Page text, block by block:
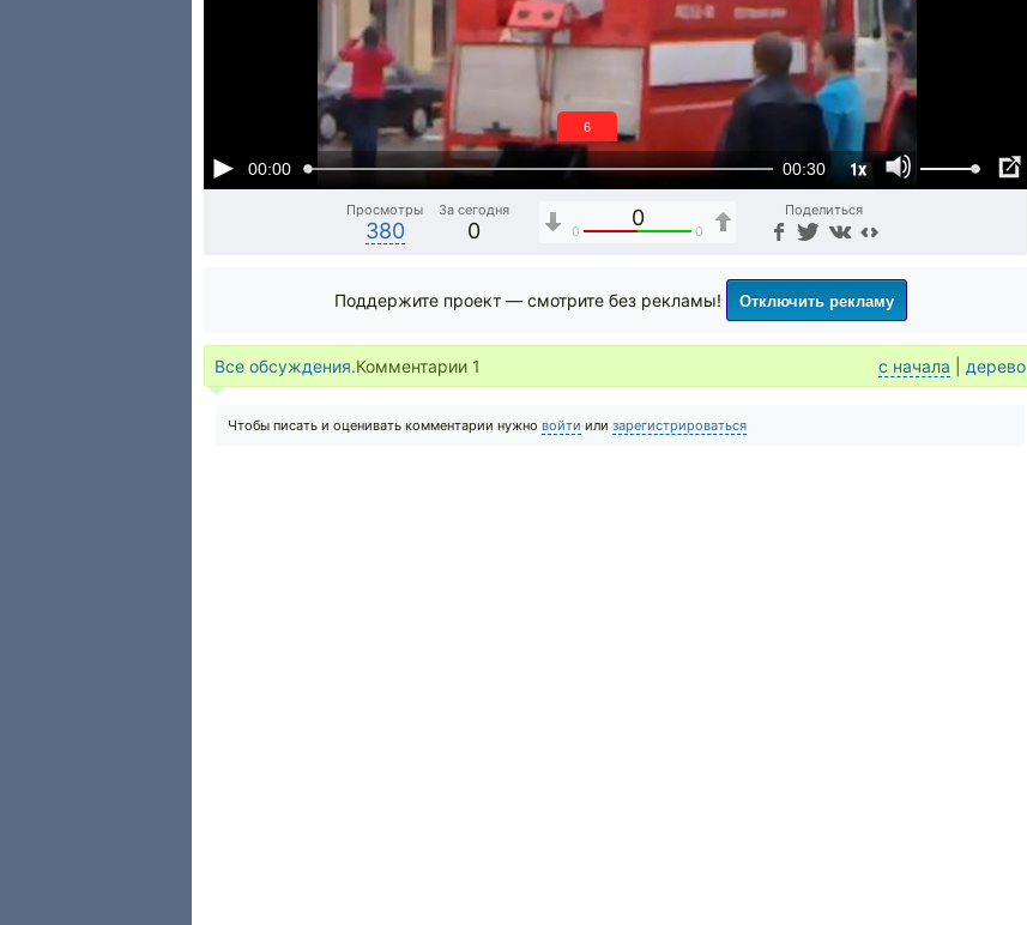
00:00 00:30 1x
5
Просмотры
380
За сегодня
0
0
0 0
Поделиться
Поддержите проект — смотрите без рекламы! Отключить рекламу
Все обсуждения.Комментарии 1 с начала дерево
Чтобы писать и оценивать комментарии нужно войти или зарегистрироваться